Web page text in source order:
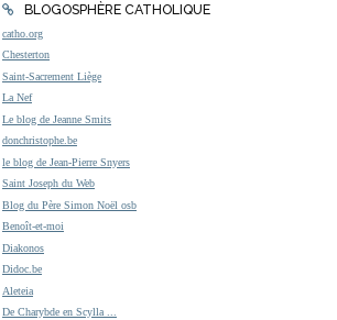
BLOGOSPHÈRE CATHOLIQUE
catho.org
Chesterton
Saint-Sacrement Liège
La Nef
Le blog de Jeanne Smits
donchristophe.be
le blog de Jean-Pierre Snyers
Saint Joseph du Web
Blog du Père Simon Noël osb
Benoît-et-moi
Diakonos
Didoc.be
Aleteia
De Charybde en Scylla ...